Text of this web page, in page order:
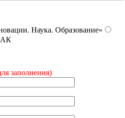
Наука. Образование»
заполнения)